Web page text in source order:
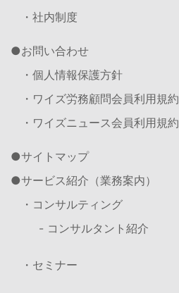
・社内制度
お問い合わせ
・個人情報保護方針
・ワイズ労務顧問会員利用規約
・ワイズニュース会員利用規約
サイトマップ
サービス紹介（業務案内）
・コンサルティング
- コンサルタント紹介
・セミナー